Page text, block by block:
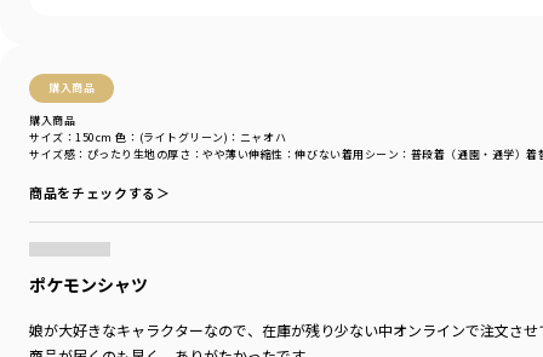
購入商品
購入商品
サイズ感 ：ぴったり 生地の厚さ ：やや薄い伸縮性 ：伸びない着用シーン ：普段着（通園・通学）着
サイズ：150cm 色：(ライトグリーン)：ニャオハ
商品をチェックする＞
ポケモンシャツ
娘が大好きなキャラクターなので、在庫が残り少ない中オンラインで注文させ